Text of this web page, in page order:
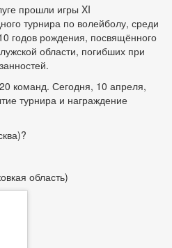
прошли игры XI
турнира по волейболу, среди
годов рождения, посвящённого
области, погибших при
команд. Сегодня, 10 апреля,
турнира и награждение
?
область)